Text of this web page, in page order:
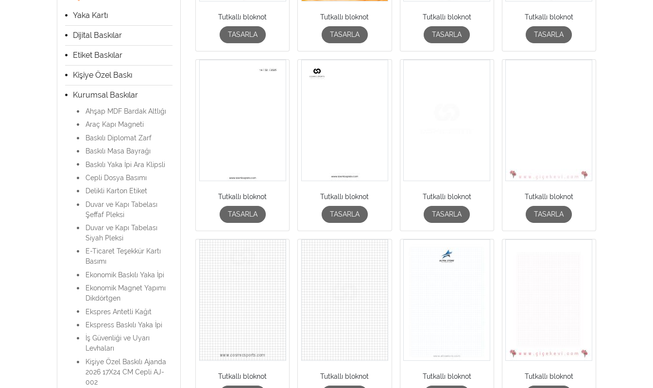
Yaka Kartı
Dijital Baskılar
Etiket Baskılar
Kişiye Özel Baskı
Kurumsal Baskılar
Ahşap MDF Bardak Altlığı
Araç Kapı Magneti
Baskılı Diplomat Zarf
Baskılı Masa Bayrağı
Baskılı Yaka İpi Ara Klipsli
Cepli Dosya Basımı
Delikli Karton Etiket
Duvar ve Kapı Tabelası
Şeffaf Pleksi
Duvar ve Kapı Tabelası
Siyah Pleksi
E-Ticaret Teşekkür Kartı
Basımı
Ekonomik Baskılı Yaka İpi
Ekonomik Magnet Yapımı
Dikdörtgen
Ekspres Antetli Kağıt
Ekspress Baskılı Yaka İpi
İş Güvenliği ve Uyarı
Levhaları
Kişiye Özel Baskılı Ajanda
2026 17X24 CM Cepli AJ-
002
Tutkallı bloknot
TASARLA
Tutkallı bloknot
TASARLA
Tutkallı bloknot
TASARLA
Tutkallı bloknot
TASARLA
Tutkallı bloknot
TASARLA
Tutkallı bloknot
TASARLA
Tutkallı bloknot
TASARLA
Tutkallı bloknot
TASARLA
Tutkallı bloknot Tutkallı bloknot Tutkallı bloknot Tutkallı bloknot